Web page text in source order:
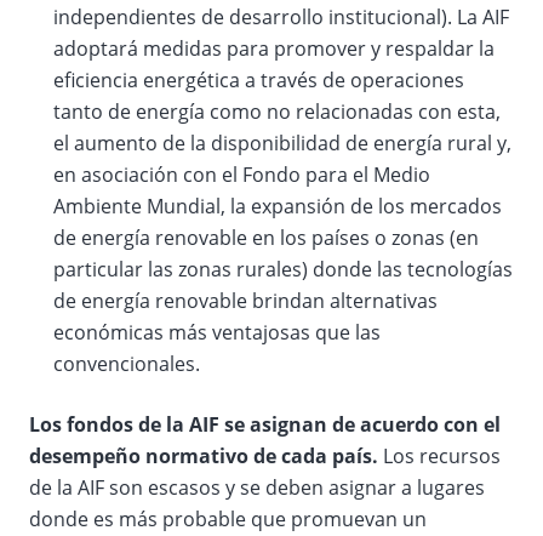
independientes de desarrollo institucional). La AIF
adoptará medidas para promover y respaldar la
eficiencia energética a través de operaciones
tanto de energía como no relacionadas con esta,
el aumento de la disponibilidad de energía rural y,
en asociación con el Fondo para el Medio
Ambiente Mundial, la expansión de los mercados
de energía renovable en los países o zonas (en
particular las zonas rurales) donde las tecnologías
de energía renovable brindan alternativas
económicas más ventajosas que las
convencionales.
Los fondos de la AIF se asignan de acuerdo con el
desempeño normativo de cada país. Los recursos
de la AIF son escasos y se deben asignar a lugares
donde es más probable que promuevan un